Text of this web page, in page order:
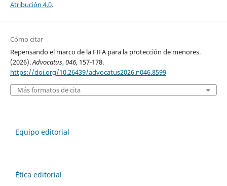
Atribución 4.0.
Cómo citar
Repensando el marco de la FIFA para la protección de menores.
(2026).Advocatus,046, 157-178.
https://doi.org/10.26439/advocatus2026.n046.8599
Más formatos de cita
Equipo editorial
Ética editorial